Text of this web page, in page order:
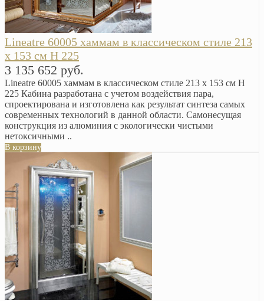
Lineatre 60005 хаммам в классическом стиле 213
x 153 см H 225
3 135 652 руб.
Lineatre 60005 хаммам в классическом стиле 213 x 153 см H
225 Кабина разработана с учетом воздействия пара,
спроектирована и изготовлена как результат синтеза самых
современных технологий в данной области. Самонесущая
конструкция из алюминия с экологически чистыми
нетоксичными ..
В корзину